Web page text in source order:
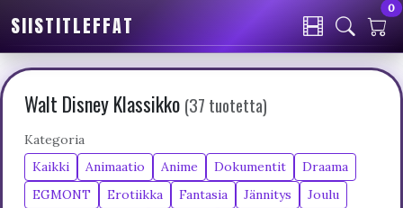
SIISTITLEFFAT
0
Walt Disney Klassikko (37 tuotetta)
Kategoria
Kaikki
Animaatio Anime Dokumentit
Draama
EGMONT
Erotiikka Fantasia Jännitys
Joulu